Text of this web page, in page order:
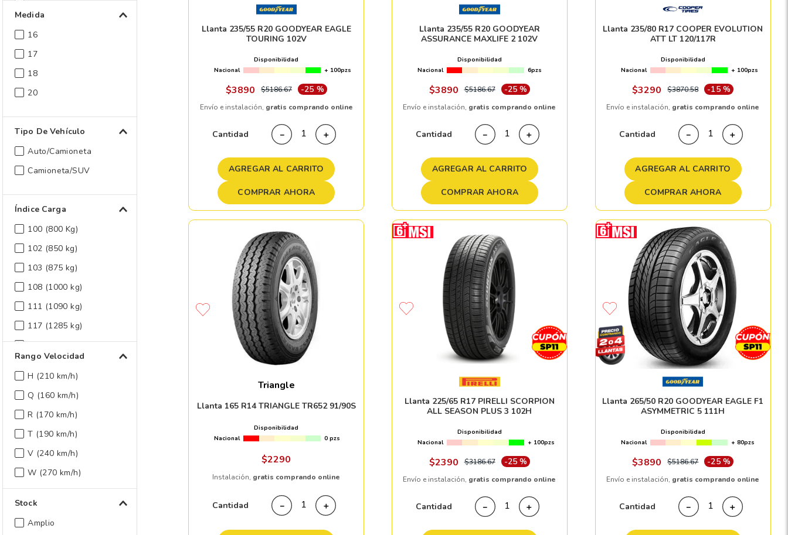
80
Índice Carga
100 (800 Kg)
102 (850 kg)
103 (875 kg)
108 (1000 kg)
111 (1090 kg)
117 (1285 kg)
123/120 (1550 kg)
95 (690 kg)
Medida
16
17
18
20
Rango Velocidad
H (210 km/h)
Q (160 km/h)
R (170 km/h)
T (190 km/h)
V (240 km/h)
W (270 km/h)
Stock
Amplio
Tipo De Vehículo
Auto/Camioneta
Camioneta/SUV
Llanta 235/55 R20 GOODYEAR EAGLE
TOURING 102V
Disponibilidad
Nacional
+ 100pzs
$3890 $5186.67 -25 %
Envío e instalación, gratis comprando online
Cantidad ＋
－
AGREGAR AL CARRITO
COMPRAR AHORA
Llanta 235/55 R20 GOODYEAR
ASSURANCE MAXLIFE 2 102V
Disponibilidad
Nacional
6pzs
$3890 $5186.67 -25 %
Envío e instalación, gratis comprando online
Cantidad ＋
－
AGREGAR AL CARRITO
COMPRAR AHORA
Llanta 235/80 R17 COOPER EVOLUTION
ATT LT 120/117R
Disponibilidad
Nacional
+ 100pzs
$3290 $3870.58 -15 %
Envío e instalación, gratis comprando online
Cantidad ＋
－
AGREGAR AL CARRITO
COMPRAR AHORA
Triangle
Llanta 165 R14 TRIANGLE TR652 91/90S
Disponibilidad
Nacional
0 pzs
$2290
Instalación, gratis comprando online
Cantidad ＋
－
Llanta 225/65 R17 PIRELLI SCORPION
ALL SEASON PLUS 3 102H
Disponibilidad
Nacional
+ 100pzs
$2390 $3186.67 -25 %
Envío e instalación, gratis comprando online
Cantidad ＋
－
Llanta 265/50 R20 GOODYEAR EAGLE F1
ASYMMETRIC 5 111H
Disponibilidad
Nacional
+ 80pzs
$3890 $5186.67 -25 %
Envío e instalación, gratis comprando online
Cantidad ＋
－